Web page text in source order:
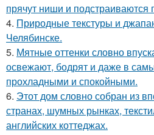
прячут ниши и
4. Природные текстуры и
Челябинске.
5. Мятные оттенки словно
освежают, бодрят и даже в
прохладными и спокойными.
6. Этот дом словно собран из
странах, шумных рынках,
английских коттеджах.